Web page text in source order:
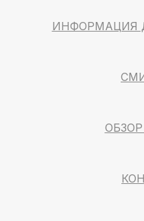
ИНФОРМАЦИЯ